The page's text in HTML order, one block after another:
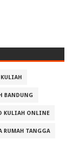
KULIAH
BANDUNG
KULIAH ONLINE
RUMAH TANGGA